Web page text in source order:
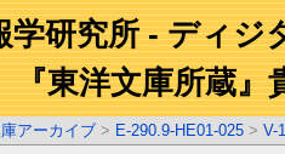
学研究所 - ディジ
『東洋文庫所蔵』
アーカイブ > E-290.9-HE01-025 > V-1